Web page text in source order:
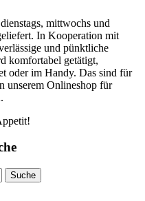
mittwochs und
In Kooperation mit
und pünktliche
komfortabel getätigt,
oder im Handy. Das sind für
unserem Onlineshop für
Suche